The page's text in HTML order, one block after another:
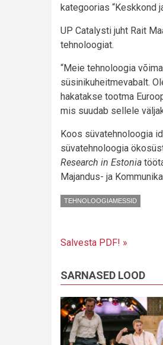
kategoorias “Keskkond
UP Catalysti juht Rait
tehnoloogiat.
“Meie tehnoloogia
süsinikuheitmevabalt.
hakatakse tootma
mis suudab sellele
Koos süvatehnoloogia
süvatehnoloogia
Research in Estonia
Majandus- ja
TEHNOLOOGIAMESSID
Salvesta PDF! »
SARNASED LOOD